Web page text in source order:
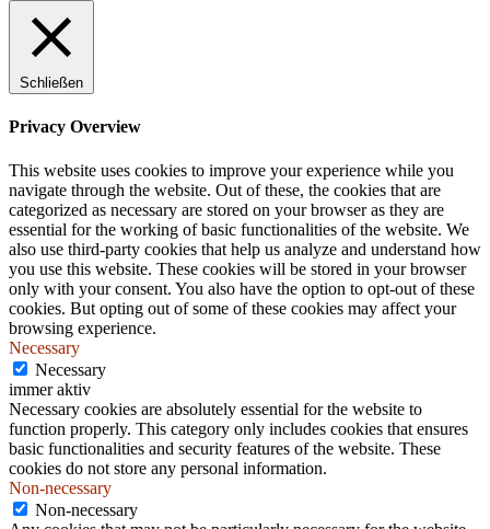
Schließen
Privacy Overview
This website uses cookies to improve your experience while you
navigate through the website. Out of these, the cookies that are
categorized as necessary are stored on your browser as they are
essential for the working of basic functionalities of the website. We
also use third-party cookies that help us analyze and understand how
you use this website. These cookies will be stored in your browser
only with your consent. You also have the option to opt-out of these
cookies. But opting out of some of these cookies may affect your
browsing experience.
Necessary
Necessary
immer aktiv
Necessary cookies are absolutely essential for the website to
function properly. This category only includes cookies that ensures
basic functionalities and security features of the website. These
cookies do not store any personal information.
Non-necessary
Non-necessary